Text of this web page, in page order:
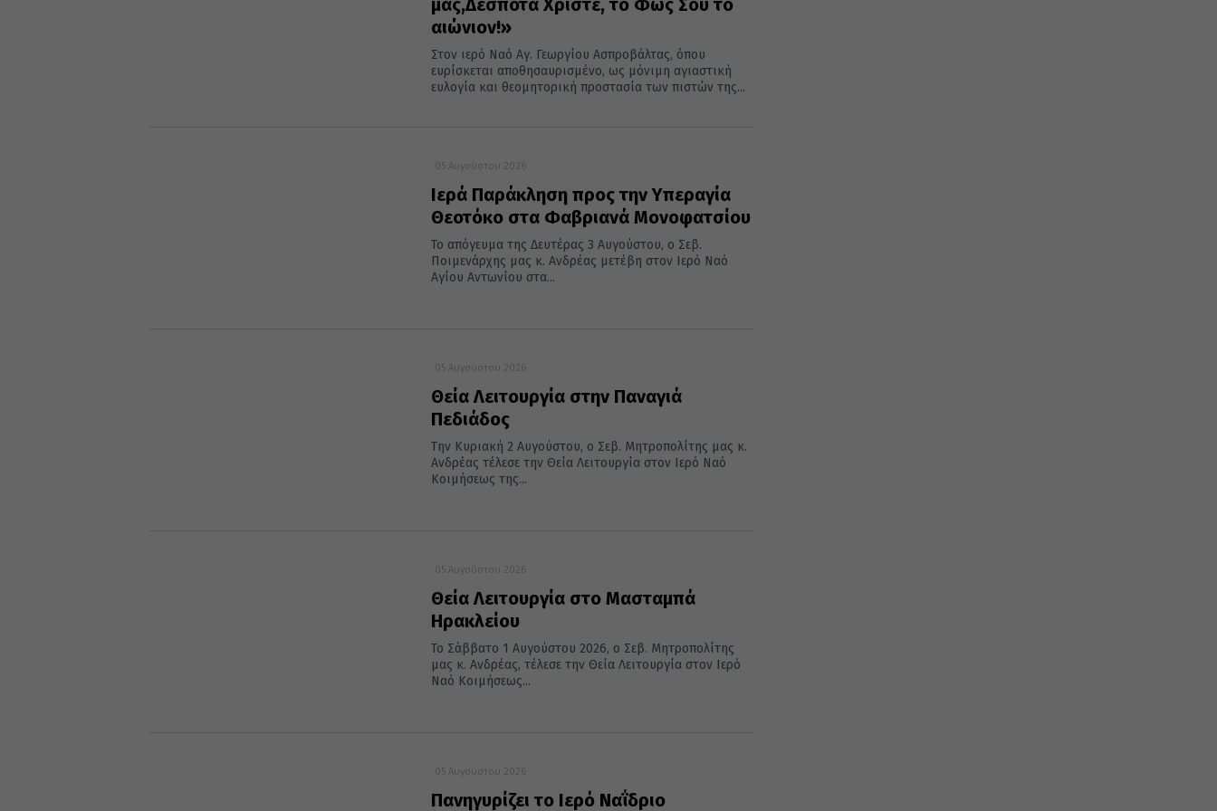
μας,Δέσποτα Χριστέ, το Φως Σου το
αιώνιον!»
Στον ιερό Ναό Αγ. Γεωργίου Ασπροβάλτας, όπου
ευρίσκεται αποθησαυρισμένο, ως μόνιμη αγιαστική
ευλογία και θεομητορική προστασία των πιστών της...
05 Αυγούστου 2026
Ιερά Παράκληση προς την Υπεραγία
Θεοτόκο στα Φαβριανά Μονοφατσίου
Το απόγευμα της Δευτέρας 3 Αυγούστου, ο Σεβ.
Ποιμενάρχης μας κ. Ανδρέας μετέβη στον Ιερό Ναό
Αγίου Αντωνίου στα...
05 Αυγούστου 2026
Θεία Λειτουργία στην Παναγιά
Πεδιάδος
Την Κυριακή 2 Αυγούστου, ο Σεβ. Μητροπολίτης μας κ.
Ανδρέας τέλεσε την Θεία Λειτουργία στον Ιερό Ναό
Κοιμήσεως της...
05 Αυγούστου 2026
Θεία Λειτουργία στο Μασταμπά
Ηρακλείου
Το Σάββατο 1 Αυγούστου 2026, ο Σεβ. Μητροπολίτης
μας κ. Ανδρέας, τέλεσε την Θεία Λειτουργία στον Ιερό
Ναό Κοιμήσεως...
05 Αυγούστου 2026
Πανηγυρίζει το Ιερό Ναΐδριο